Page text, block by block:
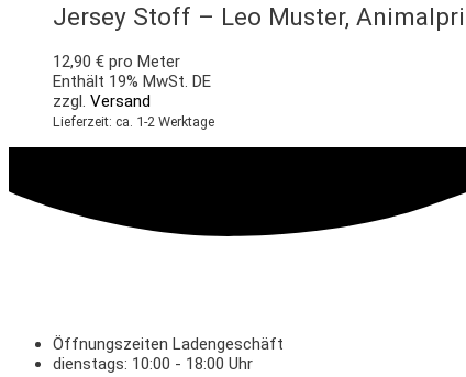
Jersey Stoff – Leo Muster,
12,90 € pro Meter
Enthält 19% MwSt. DE
zzgl. Versand
Lieferzeit: ca. 1-2 Werktage
Öffnungszeiten Ladengeschäft
dienstags: 10:00 - 18:00 Uhr